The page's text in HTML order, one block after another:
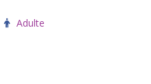
Adulte